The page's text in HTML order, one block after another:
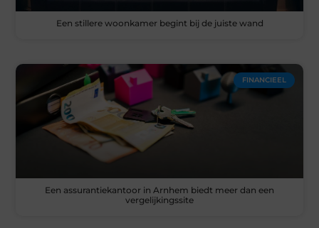
Een stillere woonkamer begint bij de juiste wand
FINANCIEEL
Een assurantiekantoor in Arnhem biedt meer dan een
vergelijkingssite